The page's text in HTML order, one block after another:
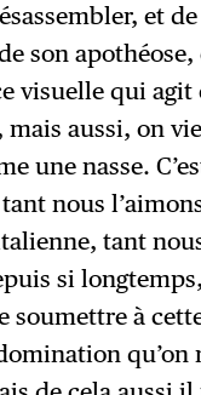
et
son apothéose,
visuelle qui
mais aussi, on
une nasse.
nous
tant
si
soumettre à
qu’on